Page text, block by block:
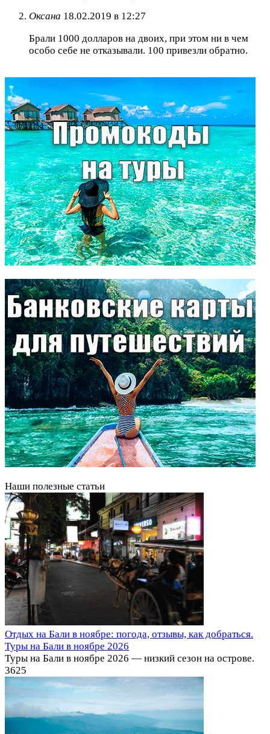
Оксана 18.02.2019 в 12:27
Брали 1000 долларов на двоих, при этом ни в чем
особо себе не отказывали. 100 привезли обратно.
Наши полезные статьи
Отдых на Бали в ноябре: погода, отзывы, как добраться.
Туры на Бали в ноябре 2026
Туры на Бали в ноябре 2026 — низкий сезон на острове.
3625